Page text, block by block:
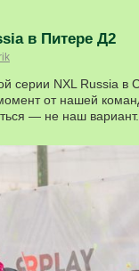
в Питере Д2
серии NXL Russia в
от нашей
— не наш вариант.